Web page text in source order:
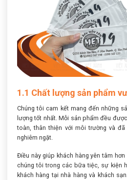
1.1 Chất lượng sản phẩm
Chúng tôi cam kết mang đến những
lượng tốt nhất. Mỗi sản phẩm đều
toàn, thân thiện với môi trường và
nghiêm ngặt.
Điều này giúp khách hàng yên tâm
chúng tôi trong các bữa tiệc, sự kiện
khách hàng tại nhà hàng và khách